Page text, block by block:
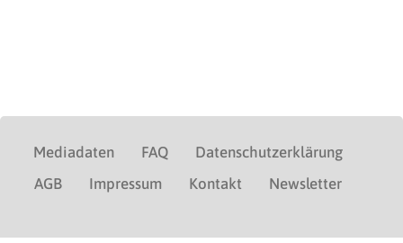
Mediadaten FAQ
Datenschutzerklärung
AGB
Impressum Kontakt Newsletter